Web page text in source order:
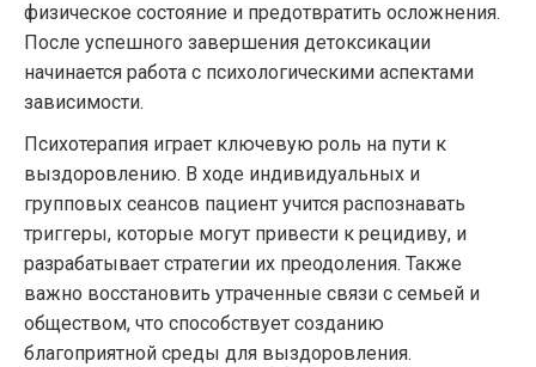
физическое состояние и предотвратить осложнения.
После успешного завершения детоксикации
начинается работа с психологическими аспектами
зависимости.
Психотерапия играет ключевую роль на пути к
выздоровлению. В ходе индивидуальных и
групповых сеансов пациент учится распознавать
триггеры, которые могут привести к рецидиву, и
разрабатывает стратегии их преодоления. Также
важно восстановить утраченные связи с семьей и
обществом, что способствует созданию
благоприятной среды для выздоровления.